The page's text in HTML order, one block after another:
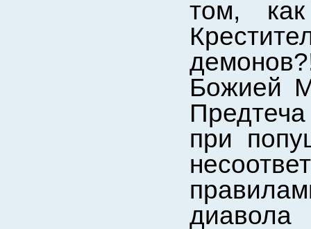
том,
Божией
при
диавола